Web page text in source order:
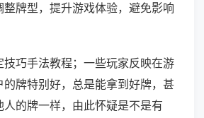
牌型，提升游戏体验，避免影响
巧手法教程；一些玩家反映在游
牌特别好，总是能拿到好牌，甚
人的牌一样，由此怀疑是不是有